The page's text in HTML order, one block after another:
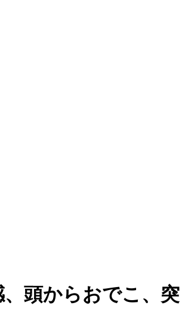
頭からおでこ、突